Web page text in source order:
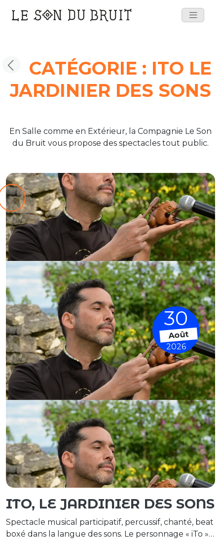
Main
CATÉGORIE : ITO LE
JARDINIER DES SONS
En Salle comme en Extérieur, la Compagnie Le Son
du Bruit vous propose des spectacles tout public.
30
Août
2026
ITO, LE JARDINIER DES SONS
Spectacle musical participatif, percussif, chanté, beat
boxé dans la langue des sons. Le personnage « iTo »